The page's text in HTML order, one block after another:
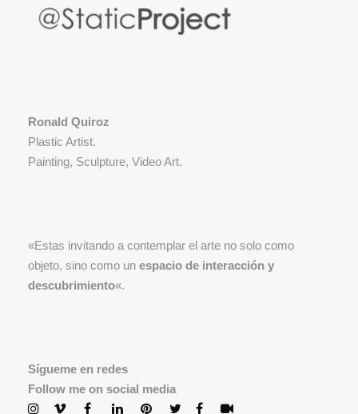
Ronald Quiroz
Plastic Artist.
Painting, Sculpture, Video Art.
«Estas invitando a contemplar el arte no solo como
objeto, sino como un espacio de interacción y
descubrimiento«.
Sígueme en redes
Follow me on social media